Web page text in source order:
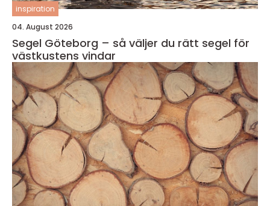
inspiration
04. August 2026
Segel Göteborg – så väljer du rätt segel för
västkustens vindar